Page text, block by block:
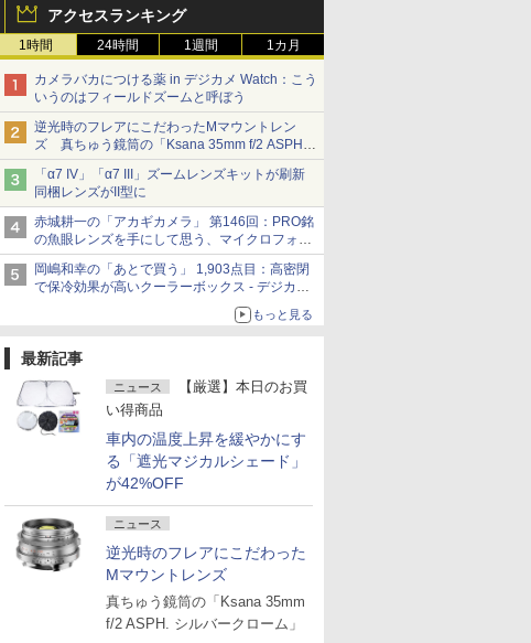
アクセスランキング
1時間 24時間 1週間 1カ月
カメラバカにつける薬 in デジカメ Watch：こう
いうのはフィールドズームと呼ぼう
逆光時のフレアにこだわったMマウントレン
ズ 真ちゅう鏡筒の「Ksana 35mm f/2 ASPH.
シルバークローム」
「α7 IV」「α7 III」ズームレンズキットが刷新
同梱レンズがII型に
赤城耕一の「アカギカメラ」 第146回：PRO銘
の魚眼レンズを手にして思う、マイクロフォー
サーズへの期待と可能性
岡嶋和幸の「あとで買う」 1,903点目：高密閉
で保冷効果が高いクーラーボックス - デジカメ
もっと見る
最新記事
ニュース
【厳選】本日のお買
い得商品
車内の温度上昇を緩やかにす
る「遮光マジカルシェード」
が42%OFF
ニュース
逆光時のフレアにこだわった
Mマウントレンズ
真ちゅう鏡筒の「Ksana 35mm
f/2 ASPH. シルバークローム」